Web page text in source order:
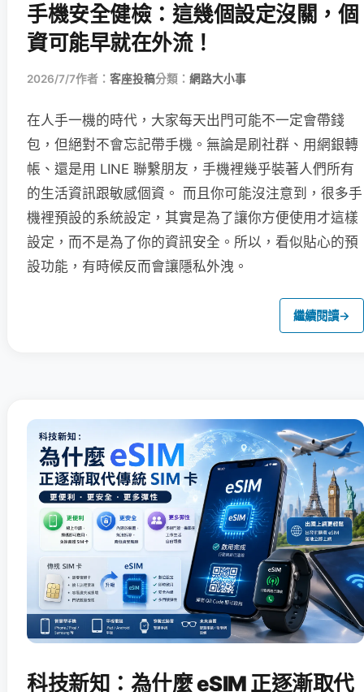
手機安全健檢：這幾個設定沒關，個
資可能早就在外流！
2026/7/7作者： 客座投稿分類： 網路大小事
在人手一機的時代，大家每天出門可能不一定會帶錢
包，但絕對不會忘記帶手機。無論是刷社群、用網銀轉
帳、還是用 LINE 聯繫朋友，手機裡幾乎裝著人們所有
的生活資訊跟敏感個資。 而且你可能沒注意到，很多手
機裡預設的系統設定，其實是為了讓你方便使用才這樣
設定，而不是為了你的資訊安全。所以，看似貼心的預
設功能，有時候反而會讓隱私外洩。
繼續閱讀→
科技新知：為什麼 eSIM 正逐漸取代